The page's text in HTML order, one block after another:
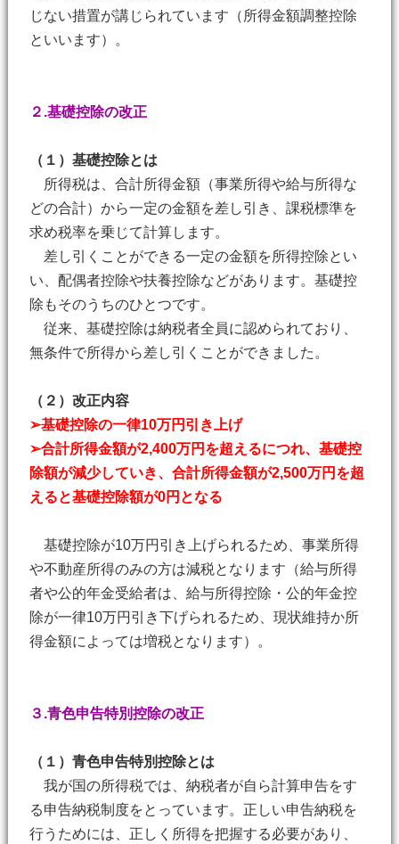
じない措置が講じられています（所得金額調整控除
といいます）。
２.基礎控除の改正
（１）基礎控除とは
所得税は、合計所得金額（事業所得や給与所得な
どの合計）から一定の金額を差し引き、課税標準を
求め税率を乗じて計算します。
差し引くことができる一定の金額を所得控除とい
い、配偶者控除や扶養控除などがあります。基礎控
除もそのうちのひとつです。
従来、基礎控除は納税者全員に認められており、
無条件で所得から差し引くことができました。
（２）改正内容
➢基礎控除の一律10万円引き上げ
➢合計所得金額が2,400万円を超えるにつれ、基礎控
除額が減少していき、合計所得金額が2,500万円を超
えると基礎控除額が0円となる
基礎控除が10万円引き上げられるため、事業所得
や不動産所得のみの方は減税となります（給与所得
者や公的年金受給者は、給与所得控除・公的年金控
除が一律10万円引き下げられるため、現状維持か所
得金額によっては増税となります）。
３.青色申告特別控除の改正
（１）青色申告特別控除とは
我が国の所得税では、納税者が自ら計算申告をす
る申告納税制度をとっています。正しい申告納税を
行うためには、正しく所得を把握する必要があり、